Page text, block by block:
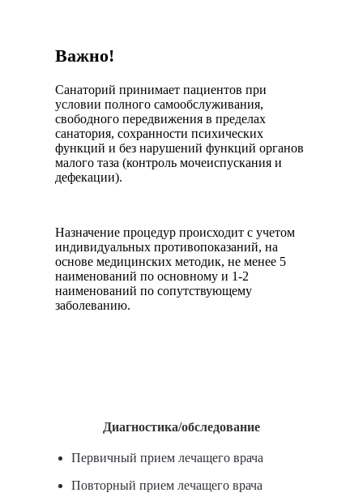
Важно!
Санаторий принимает пациентов при
условии полного самообслуживания,
свободного передвижения в пределах
санатория, сохранности психических
функций и без нарушений функций органов
малого таза (контроль мочеиспускания и
дефекации).
Назначение процедур происходит с учетом
индивидуальных противопоказаний, на
основе медицинских методик, не менее 5
наименований по основному и 1-2
наименований по сопутствующему
заболеванию.
Диагностика/обследование
Первичный прием лечащего врача
Повторный прием лечащего врача